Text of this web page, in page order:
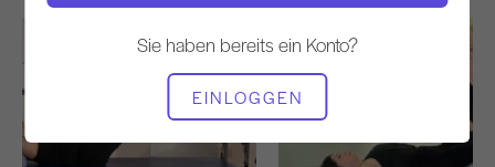
Sie haben bereits ein Konto?
EINLOGGEN